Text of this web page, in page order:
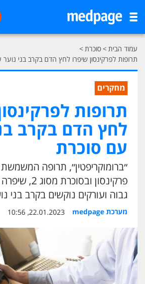
עמוד הבית>סוכרת>
תרופות לפרקינסון שיפרו לחץ הדם בקרב בני
מחקרים
תרופות
לחץ הדם בקרב
עם סוכרת
״ברומוקריפטין״, תרופה
פרקינסון
גבוה ועורקים נוקשים בקרב בני
מערכת medpage 22.01.2023, 10:56